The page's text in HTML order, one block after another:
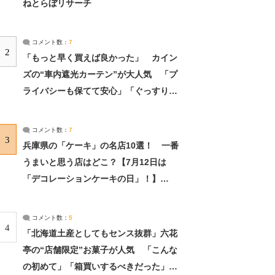
ねとらぼリサーチ
2
コメント数： 7
「もっと早く買えば良かった」 カイン
ズの“車内遮光カーテン”が大人気 「プ
ライバシーも保てて安心」「ぐっすり眠
3
コメント数： 7
兵庫県の「ケーキ」の名店10選！ 一番
うまいと思う店はどこ？【7月12日は
「デコレーションケーキの日」！】
4
コメント数： 5
「北海道土産としてもセンス抜群」六花
亭の“店舗限定”お菓子が人気 「こんな
の初めて」「箱買いするべきだった」